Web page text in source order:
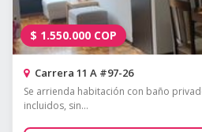
$ 1.550.000 COP
Carrera 11 A #97-26
Se arrienda habitación con baño
incluidos, sin...